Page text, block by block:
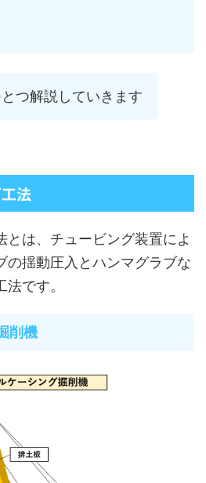
つ解説していきます
法
とは、チュービング装置によ
の揺動圧入とハンマグラブな
です。
削機